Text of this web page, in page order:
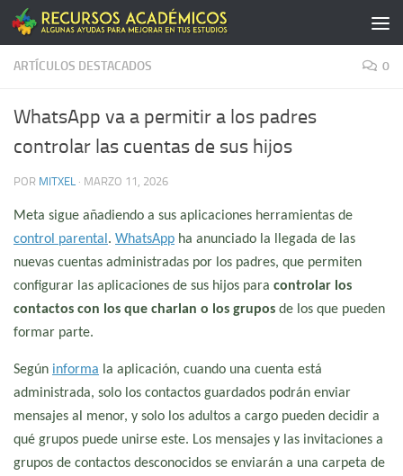
Saltar al contenido
ARTÍCULOS DESTACADOS 0
WhatsApp va a permitir a los padres
controlar las cuentas de sus hijos
POR MITXEL · MARZO 11, 2026
Meta sigue añadiendo a sus aplicaciones herramientas de
control parental . WhatsApp ha anunciado la llegada de las
nuevas cuentas administradas por los padres, que permiten
configurar las aplicaciones de sus hijos para controlar los
contactos con los que charlan o los grupos de los que pueden
formar parte.
Según informa la aplicación, cuando una cuenta está
administrada, solo los contactos guardados podrán enviar
mensajes al menor, y solo los adultos a cargo pueden decidir a
qué grupos puede unirse este. Los mensajes y las invitaciones a
grupos de contactos desconocidos se enviarán a una carpeta de